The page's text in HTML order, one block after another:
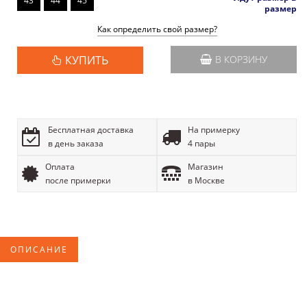
размер
Как определить свой размер?
КУПИТЬ В КОРЗИНУ
Бесплатная доставка
в день заказа
На примерку
4 пары
Оплата
после примерки
Магазин
в Москве
ОПИСАНИЕ